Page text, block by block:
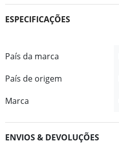
ESPECIFICAÇÕES
País da marca
País de origem
Marca
ENVIOS & DEVOLUÇÕES